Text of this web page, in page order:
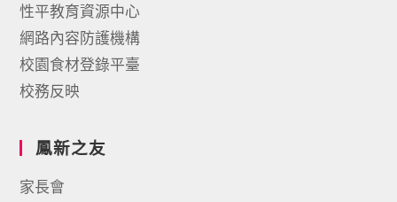
性平教育資源中心
網路內容防護機構
校園食材登錄平臺
校務反映
鳳新之友
家長會